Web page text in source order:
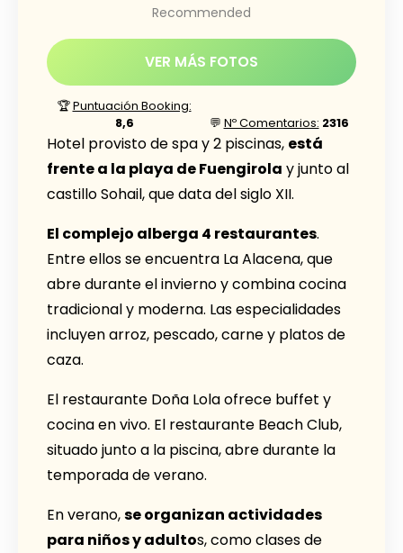
Recommended
VER MÁS FOTOS
🏆Puntuación Booking:
8,6
💬 Nº Comentarios: 2316
Hotel provisto de spa y 2 piscinas, está
frente a la playa de Fuengirola y junto al
castillo Sohail, que data del siglo XII.
El complejo alberga 4 restaurantes.
Entre ellos se encuentra La Alacena, que
abre durante el invierno y combina cocina
tradicional y moderna. Las especialidades
incluyen arroz, pescado, carne y platos de
caza.
El restaurante Doña Lola ofrece buffet y
cocina en vivo. El restaurante Beach Club,
situado junto a la piscina, abre durante la
temporada de verano.
En verano,se organizan actividades
para niños y adultos, como clases de